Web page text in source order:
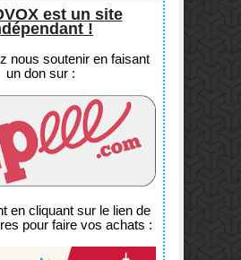
est un site
!
nous soutenir en faisant
un don sur :
en cliquant sur le lien de
pour faire vos achats :